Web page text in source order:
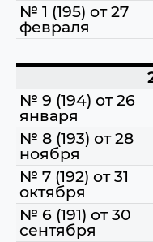
№ 1 (195) от 27
февраля
№ 9 (194) от 26
января
№ 8 (193) от 28
ноября
№ 7 (192) от 31
октября
№ 6 (191) от 30
сентября